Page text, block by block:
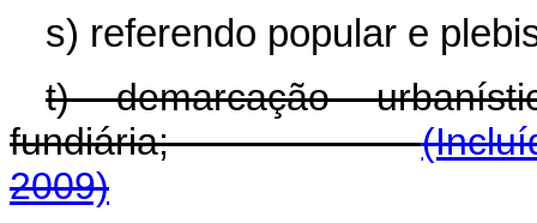
s) referendo popular e
t) demarcação
fundiária;
2009)